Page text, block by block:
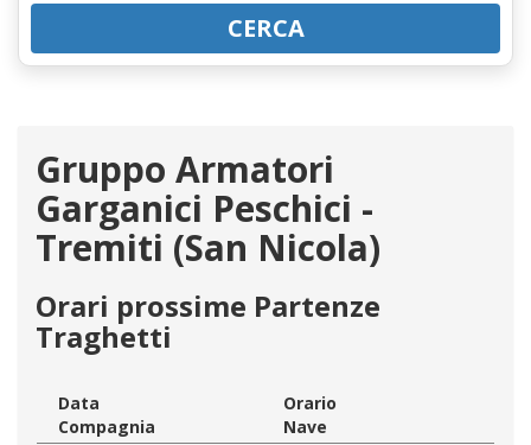
CERCA
Gruppo Armatori
Garganici Peschici -
Tremiti (San Nicola)
Orari prossime Partenze
Traghetti
Data
Orario
Compagnia
Nave